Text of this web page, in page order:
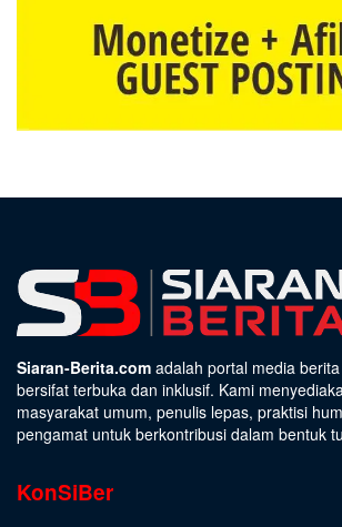
Siaran-Berita.com adalah portal media
bersifat terbuka dan inklusif. Kami
masyarakat umum, penulis lepas, praktisi
pengamat untuk berkontribusi dalam bentuk
KonSiBer